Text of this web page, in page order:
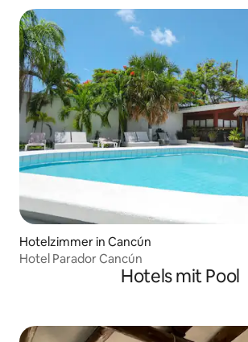
Hotelzimmer in Cancún
Hotel Parador Cancún
Hotels mit Pool